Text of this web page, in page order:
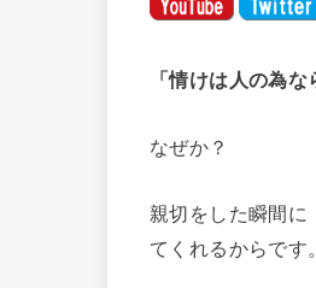
「情けは人の為
なぜか？
親切をした瞬間に
てくれるからです。